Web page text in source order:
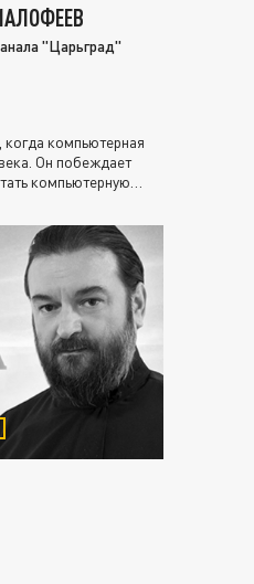
"Царьград"
компьютерная
Он побеждает
компьютерную